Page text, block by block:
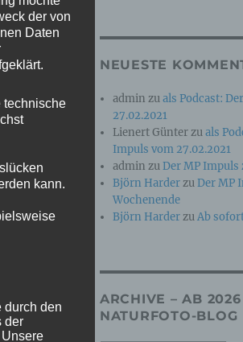
als
geht
im
neue,
und
NEUESTE
admin zuals Podcast:
27.02.2021
Lienert Günterzuals
Impuls vom 27.02.2021
admin zuDer MP Impuls
Björn HarderzuDer MP
Wochenende
Björn HarderzuAb
ARCHIVE – AB 2026
NATURFOTO-BLOG
der von
Daten
technische
kann.
durch den
der